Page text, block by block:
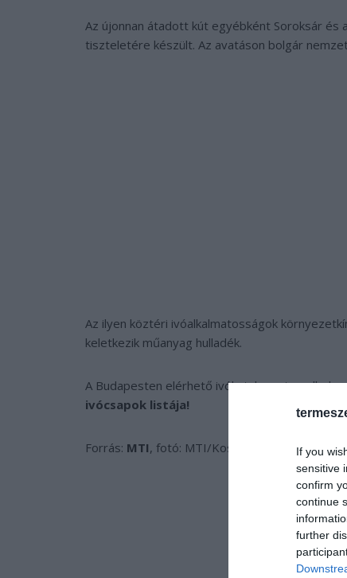
If you
sensitive
confirm
continue
further
Az újonnan átadott kút egyébként Soroksár
tiszteletére készült. Az avatáson bolgár
Az ilyen köztéri ivóalkalmatosságok
keletkezik műanyag hulladék.
A Budapesten elérhető ivókutak pontos
ivócsapok listája!
Forrás: MTI, fotó: MTI/Koszticsák Richárd